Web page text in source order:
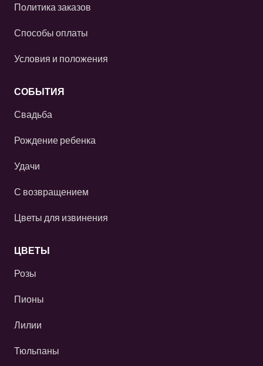
Политика заказов
Способы оплаты
Условия и положения
СОБЫТИЯ
Свадьба
Рождение ребенка
Удачи
С возвращением
Цветы для извинения
ЦВЕТЫ
Розы
Пионы
Лилии
Тюльпаны